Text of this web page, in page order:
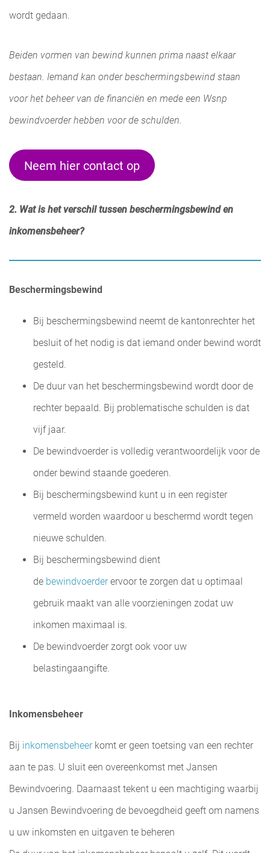
wordt gedaan.
Beiden vormen van bewind kunnen prima naast elkaar
bestaan. Iemand kan onder beschermingsbewind staan
voor het beheer van de financiën en mede een Wsnp
bewindvoerder hebben voor de schulden.
Neem hier contact op
2. Wat is het verschil tussen beschermingsbewind en
inkomensbeheer?
Beschermingsbewind
Bij beschermingsbewind neemt de kantonrechter het
besluit of het nodig is dat iemand onder bewind wordt
gesteld.
De duur van het beschermingsbewind wordt door de
rechter bepaald. Bij problematische schulden is dat
vijf jaar.
De bewindvoerder is volledig verantwoordelijk voor de
onder bewind staande goederen.
Bij beschermingsbewind kunt u in een register
vermeld worden waardoor u beschermd wordt tegen
nieuwe schulden.
Bij beschermingsbewind dient
de bewindvoerderervoor te zorgen dat u optimaal
gebruik maakt van alle voorzieningen zodat uw
inkomen maximaal is.
De bewindvoerder zorgt ook voor uw
belastingaangifte.
Inkomensbeheer
Bij inkomensbeheerkomt er geen toetsing van een rechter
aan te pas. U sluit een overeenkomst met Jansen
Bewindvoering. Daarnaast tekent u een machtiging waarbij
u Jansen Bewindvoering de bevoegdheid geeft om namens
u uw inkomsten en uitgaven te beheren